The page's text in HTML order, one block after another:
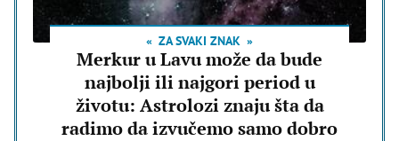
ZA SVAKI ZNAK
Merkur u Lavu može da bude
najbolji ili najgori period u
životu: Astrolozi znaju šta da
radimo da izvučemo samo dobro